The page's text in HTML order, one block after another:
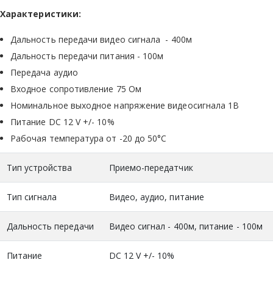
Характеристики:
Дальность передачи видео сигнала - 400м
Дальность передачи питания - 100м
Передача аудио
Входное сопротивление 75 Ом
Номинальное выходное напряжение видеосигнала 1В
Питание DC 12 V +/- 10%
Рабочая температура от -20 до 50°С
Тип устройства Приемо-передатчик
Тип сигнала Видео, аудио, питание
Дальность передачи Видео сигнал - 400м, питание - 100м
Питание DC 12 V +/- 10%